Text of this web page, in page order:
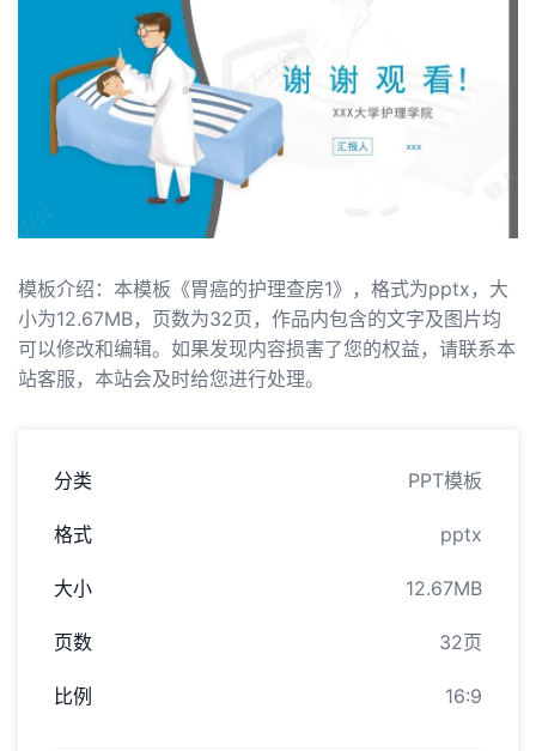
模板介绍：本模板《胃癌的护理查房1》，格式为pptx，大
小为12.67MB，页数为32页，作品内包含的文字及图片均
可以修改和编辑。如果发现内容损害了您的权益，请联系本
站客服，本站会及时给您进行处理。
分类 PPT模板
格式 pptx
大小 12.67MB
页数 32页
比例 16:9